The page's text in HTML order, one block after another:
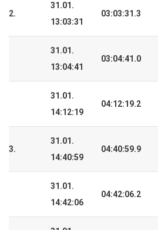
2.
31.01.
13:03:31
03:03:31.3
31.01.
13:04:41
03:04:41.0
31.01.
14:12:19
04:12:19.2
3.
31.01.
14:40:59
04:40:59.9
31.01.
14:42:06
04:42:06.2